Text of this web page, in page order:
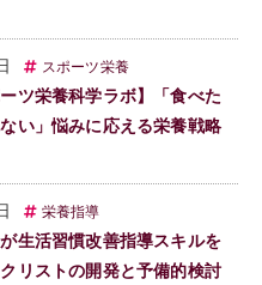
スポーツ栄養
ーツ栄養科学ラボ】「食べた
い」悩みに応える栄養戦略
栄養指導
生活習慣改善指導スキルを
リストの開発と予備的検討